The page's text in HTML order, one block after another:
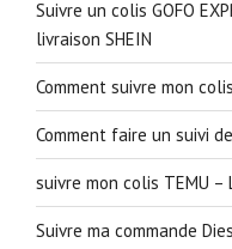
Suivre un colis GOFO
livraison SHEIN
Comment suivre mon
Comment faire un suivi
suivre mon colis TEMU
Suivre ma commande